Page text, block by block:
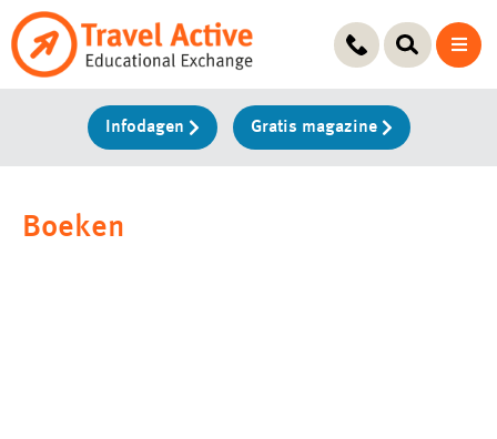
Ga
naar
Infodagen Gratis magazine
Boeken